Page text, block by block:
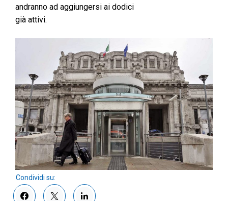
andranno ad aggiungersi ai dodici
già attivi.